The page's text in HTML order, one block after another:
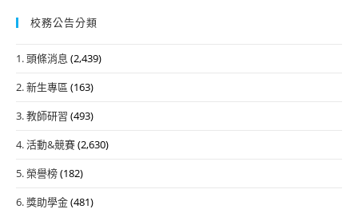
校務公告分類
1. 頭條消息 (2,439)
2. 新生專區 (163)
3. 教師研習 (493)
4. 活動&競賽(2,630)
5. 榮譽榜(182)
6. 獎助學金(481)